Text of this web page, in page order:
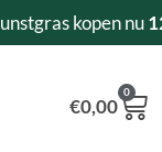
kopen nu
€0,00
0